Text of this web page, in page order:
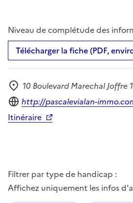
Niveau de complétude des
Télécharger la fiche (PDF,
Adresse
10 Boulevard Marechal Joffre
Site internet
http://pascalevialan-
Itinéraire
Filtrer par type de handicap :
Affichez uniquement les infos